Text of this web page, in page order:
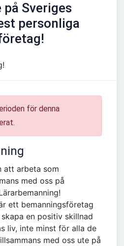
Sveriges
personliga
för denna
att arbeta som
med oss på
ett bemanningsföretag
en positiv skillnad
liv, inte minst för alla de
med oss ute på